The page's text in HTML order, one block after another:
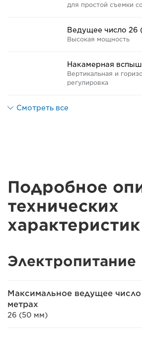
для простой съемки
Ведущее число 26
Высокая мощность
Накамерная
Вертикальная и
регулировка
Смотреть все
Подробное
технических
характеристик
Электропитание
Максимальное ведущее число
метрах
26 (50 мм)